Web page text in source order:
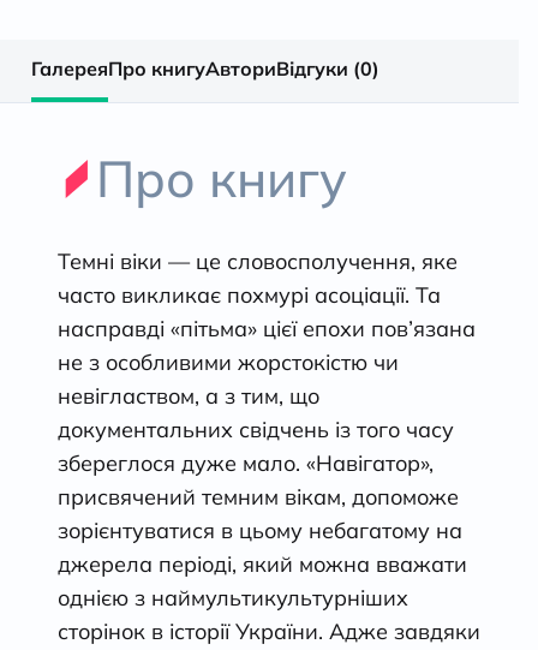
ГалереяПро книгуАвториВідгуки (0)
Про книгу
Темні віки — це словосполучення, яке
часто викликає похмурі асоціації. Та
насправді «пітьма» цієї епохи пов’язана
не з особливими жорстокістю чи
невіглаством, а з тим, що
документальних свідчень із того часу
збереглося дуже мало. «Навігатор»,
присвячений темним вікам, допоможе
зорієнтуватися в цьому небагатому на
джерела періоді, який можна вважати
однією з наймультикультурніших
сторінок в історії України. Адже завдяки